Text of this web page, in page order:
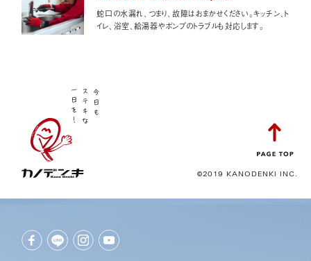
蛇口の水漏れ、つまり、故障はおまかせください。キッチン、ト
イレ、浴室、給湯器やポンプのトラブルも対応します。
©2019 KANODENKI INC.